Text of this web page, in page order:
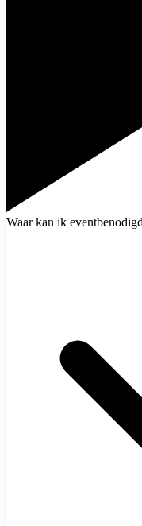
Waar kan ik